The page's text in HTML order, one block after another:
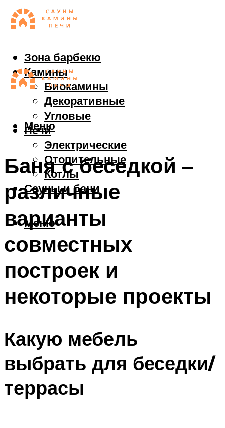
Зона барбекю
Камины
Биокамины
Декоративные
Угловые
Печи
Электрические
Отопительные
Котлы
Сауны и бани
Меню
Меню
Баня с беседкой –
различные
варианты
совместных
построек и
некоторые проекты
Какую мебель
выбрать для беседки/
террасы